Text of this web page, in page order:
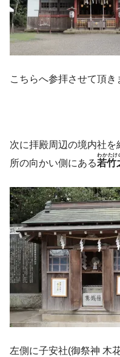
こちらへ参拝させて頂き
次に拝殿周辺の境内社
所の向かい側にある若竹
わかたけ
左側に子安社(御祭神 木